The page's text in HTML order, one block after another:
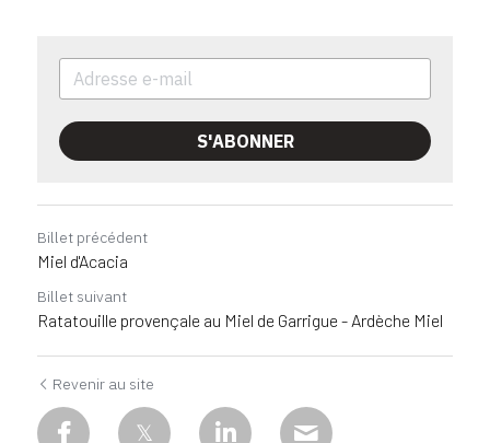
S'ABONNER
Billet précédent
Miel d'Acacia
Billet suivant
Ratatouille provençale au Miel de Garrigue - Ardèche Miel
Revenir au site